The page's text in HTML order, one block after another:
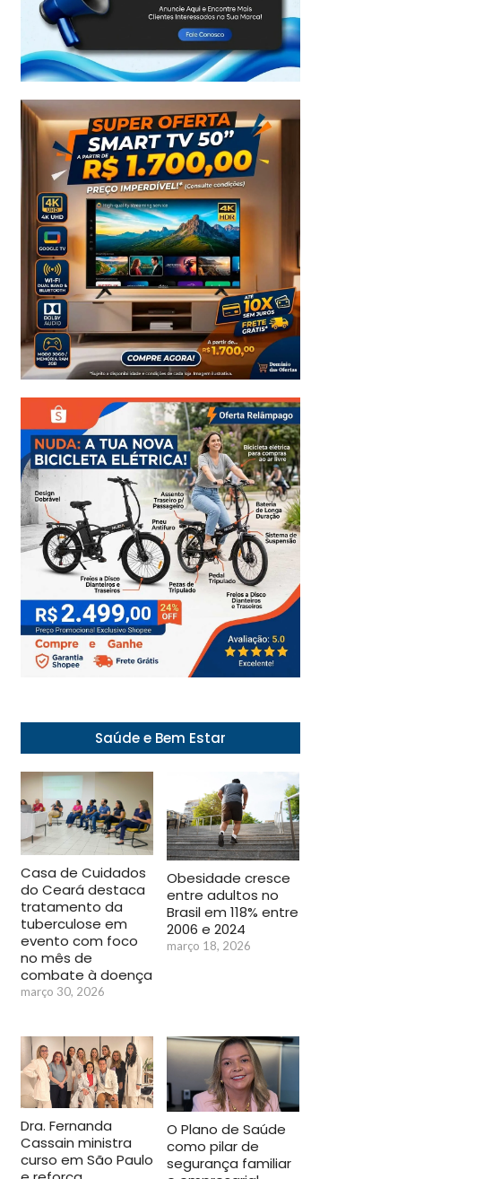
Saúde e Bem Estar
Casa de Cuidados
do Ceará destaca
tratamento da
tuberculose em
evento com foco
no mês de
combate à doença
março 30, 2026
Obesidade cresce
entre adultos no
Brasil em 118% entre
2006 e 2024
março 18, 2026
Dra. Fernanda
Cassain ministra
curso em São Paulo
O Plano de Saúde
como pilar de
segurança familiar